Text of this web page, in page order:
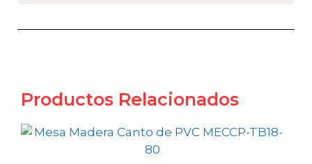
Productos Relacionados